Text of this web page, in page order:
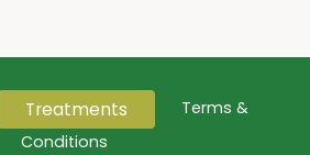
Treatments
Terms &
Conditions